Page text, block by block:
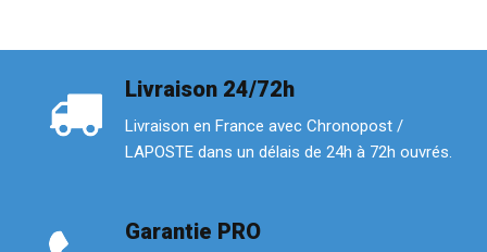
Livraison 24/72h
Livraison en France avec Chronopost /
LAPOSTE dans un délais de 24h à 72h ouvrés.
Garantie PRO